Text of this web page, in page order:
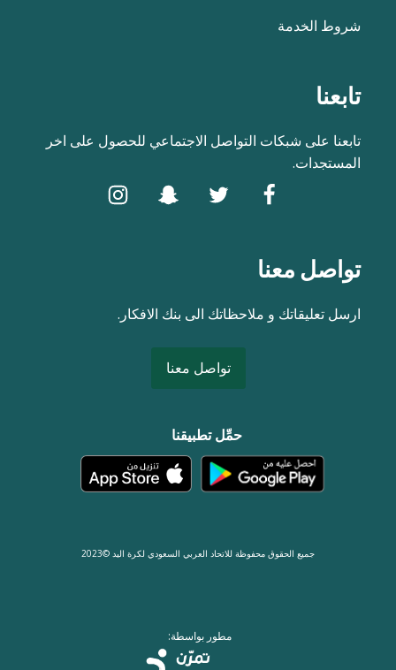
شروط الخدمة
تابعنا
تابعنا على شبكات التواصل الاجتماعي للحصول على اخر
المستجدات.
تواصل معنا
ارسل تعليقاتك و ملاحظاتك الى بنك الافكار.
تواصل معنا
حمِّل تطبيقنا
جميع الحقوق محفوظة للاتحاد العربي السعودي لكرة اليد ©2023
مطور بواسطة: